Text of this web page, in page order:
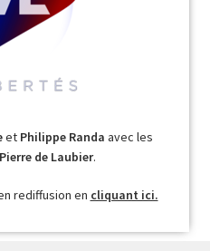
et Philippe Randa avec les
Pierre de Laubier.
rediffusion en cliquant ici.